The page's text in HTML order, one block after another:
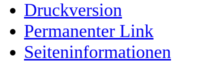
Druckversion
Permanenter Link
Seiten­­informationen